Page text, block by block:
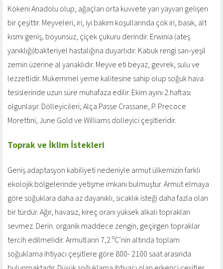
Kökeni Anadolu olup, ağaçları orta kuvvete yarı yayvan gelişen
bir çeşittir. Meyveleri, iri, iyi bakım koşullarında çok iri, basık, alt
kısmı geniş, boyunsuz, çiçek çukuru derindir. Erwinia (ateş
yanıklığı)bakteriyel hastalığına duyarlıdır. Kabuk rengi sarı-yeşil
zemin üzerine al yanaklıdır. Meyve eti beyaz, gevrek, sulu ve
lezzetlidir. Mükemmel yeme kalitesine sahip olup soğuk hava
tesislerinde uzun süre muhafaza edilir. Ekim ayını 2.haftası
olgunlaşır. Dölleyicileri; Alça Passe Crassane, P. Precoce
Morettini, June Gold ve Williams dölleyici çeşitleridir.
Toprak ve İklim İstekleri
Geniş adaptasyon kabiliyeti nedeniyle armut ülkemizin farklı
ekolojik bölgelerinde yetişme imkanı bulmuştur. Armut elmaya
göre soğuklara daha az dayanıklı, sıcaklık isteği daha fazla olan
bir türdür. Ağır, havasız, kireç oranı yüksek alkali toprakları
sevmez. Derin. organik maddece zengin, geçirgen topraklar
tercih edilmelidir. Armutların 7,2 ºC’nin altında toplam
soğuklama ihtiyacı çeşitlere göre 800- 2100 saat arasında